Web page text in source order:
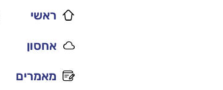
ראשי
אחסון
מאמרים